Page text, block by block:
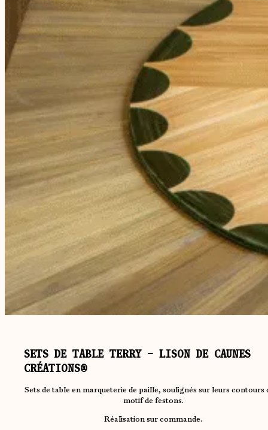
SETS DE TABLE TERRY – LISON DE CAUNES
CRÉATIONS®
Sets de table en marqueterie de paille, soulignés sur leurs contours
motif de festons.
Réalisation sur commande.